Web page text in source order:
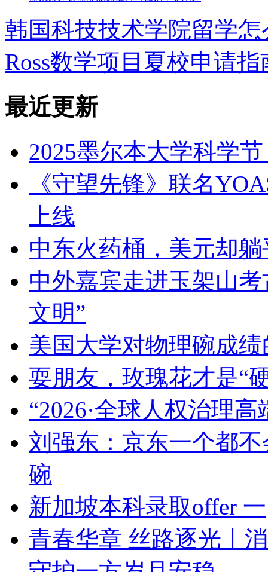
韩国科技技术学院留学怎
Ross数学项目夏校申请
最近更新
2025墨尔本大学科学
《守望先锋》联名
上线
中东火药桶，美元却
中外嘉宾走进玉架山
文明”
美国大学对物理碗成
耍朋友，玫瑰花才是“
“2026·全球人权治理
刘强东：京东一个都
碗
新加坡本科录取offer 一
青春华章 丝路逐光丨